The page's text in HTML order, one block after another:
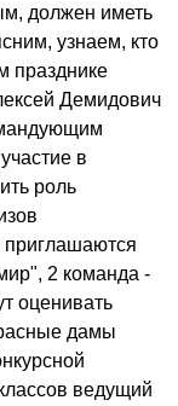
должен иметь
узнаем, кто
празднике
Демидович
в
роль
приглашаются
2 команда -
оценивать
дамы
ведущий